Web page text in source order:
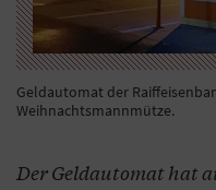
Geldautomat der
Weihnachtsmannmütze.
Der Geldautomat hat